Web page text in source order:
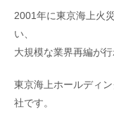
2001年に東京海上火
い、
大規模な業界再編が行
東京海上ホールディ
社です。